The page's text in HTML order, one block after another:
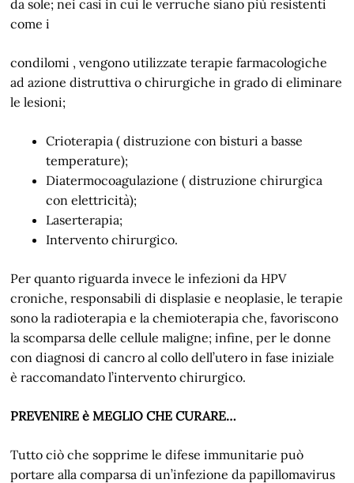
da sole; nei casi in cui le verruche siano più resistenti
come i
condilomi , vengono utilizzate terapie farmacologiche
ad azione distruttiva o chirurgiche in grado di eliminare
le lesioni;
Crioterapia ( distruzione con bisturi a basse
temperature);
Diatermocoagulazione ( distruzione chirurgica
con elettricità);
Laserterapia;
Intervento chirurgico.
Per quanto riguarda invece le infezioni da HPV
croniche, responsabili di displasie e neoplasie, le terapie
sono la radioterapia e la chemioterapia che, favoriscono
la scomparsa delle cellule maligne; infine, per le donne
con diagnosi di cancro al collo dell’utero in fase iniziale
è raccomandato l’intervento chirurgico.
PREVENIRE è MEGLIO CHE CURARE…
Tutto ciò che sopprime le difese immunitarie può
portare alla comparsa di un’infezione da papillomavirus